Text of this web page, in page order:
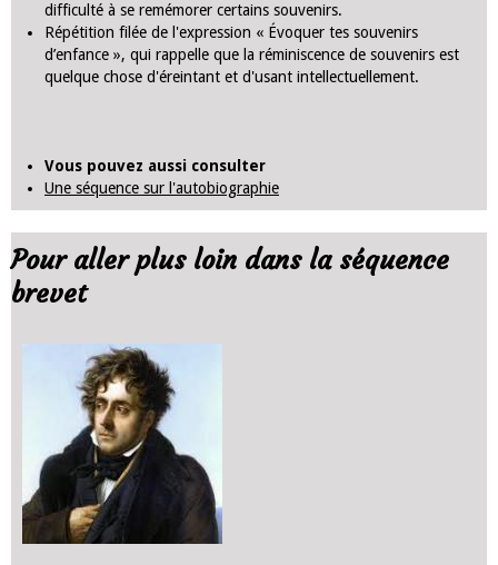
difficulté à se remémorer certains souvenirs.
Répétition filée de l'expression « Évoquer tes souvenirs
d’enfance », qui rappelle que la réminiscence de souvenirs est
quelque chose d'éreintant et d'usant intellectuellement.
Vous pouvez aussi consulter
Une séquence sur l'autobiographie
Pour aller plus loin dans la séquence
brevet